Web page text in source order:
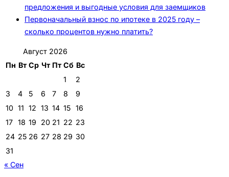
предложения и выгодные условия для заемщиков
Первоначальный взнос по ипотеке в 2025 году –
сколько процентов нужно платить?
Август 2026
Пн Вт Ср Чт Пт Сб Вс
1
2
3
4 5 6 7 8
9
10 11 12 13 14 15 16
17 18 19 20 21 22 23
24 25 26 27 28 29 30
31
« Сен